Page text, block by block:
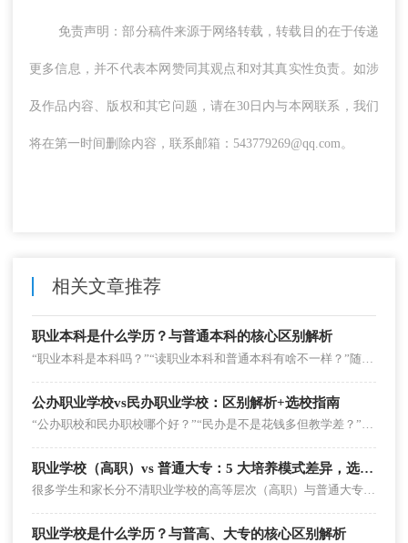
免责声明：部分稿件来源于网络转载，转载目的在于传递
更多信息，并不代表本网赞同其观点和对其真实性负责。如涉
及作品内容、版权和其它问题，请在30日内与本网联系，我们
将在第一时间删除内容，联系邮箱：543779269@qq.com。
相关文章推荐
职业本科是什么学历？与普通本科的核心区别解析
公办职业学校vs民办职业学校：区别解析+选校指南
“公办职校和民办职校哪个好？”“民办是不是花钱多但教学差？”这是家长和学生选职业学校时的高频疑问。其实二者没有绝对的“优劣之分”，但在办学主体、学费、专业特色等方面差异显着，适配不同需求的学生。
职业学校（高职）vs 普通大专：5 大培养模式差异，选对方向少走弯路
很多学生和家长分不清职业学校的高等层次（高职）与普通大专，甚至觉得 “都是专科，没区别”。但二者的培养模式从目标到考核完全不同 —— 高职盯着 “岗位需求” 教技能，普通大专围着 “通识应用” 打基础。
职业学校是什么学历？与普高、大专的核心区别解析